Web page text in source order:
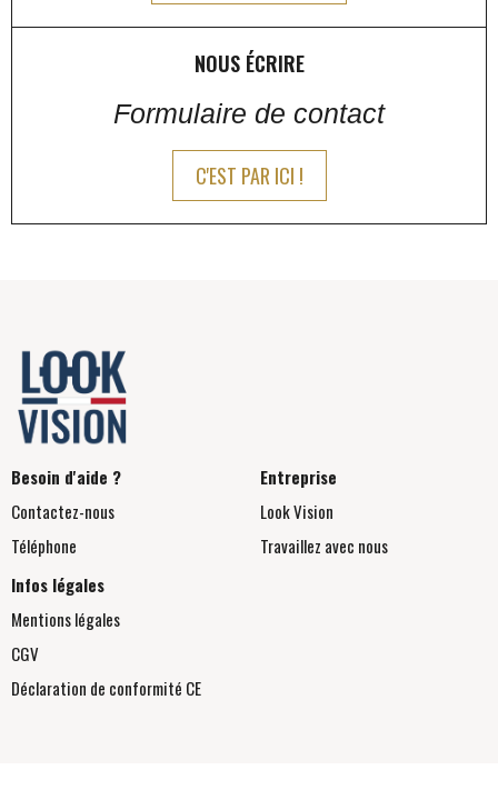
NOUS ÉCRIRE
Formulaire de contact
C'EST PAR ICI !
Besoin d'aide ?
Contactez-nous
Téléphone
Entreprise
Look Vision
Travaillez avec nous
Infos légales
Mentions légales
CGV
Déclaration de conformité CE